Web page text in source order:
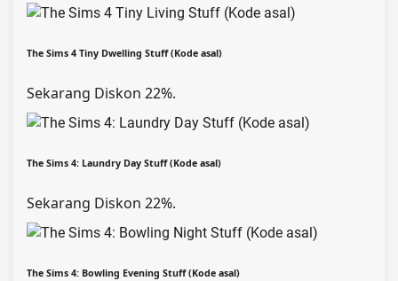
The Sims 4 Tiny Dwelling Stuff (Kode asal)
Sekarang Diskon 22%.
The Sims 4: Laundry Day Stuff (Kode asal)
Sekarang Diskon 22%.
The Sims 4: Bowling Evening Stuff (Kode asal)